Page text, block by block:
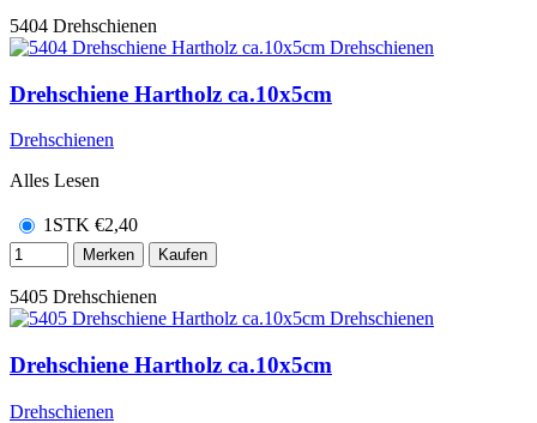
5404 Drehschienen
Drehschiene Hartholz ca.10x5cm
Drehschienen
Alles Lesen
1STK €2,40
Merken Kaufen
5405 Drehschienen
Drehschiene Hartholz ca.10x5cm
Drehschienen